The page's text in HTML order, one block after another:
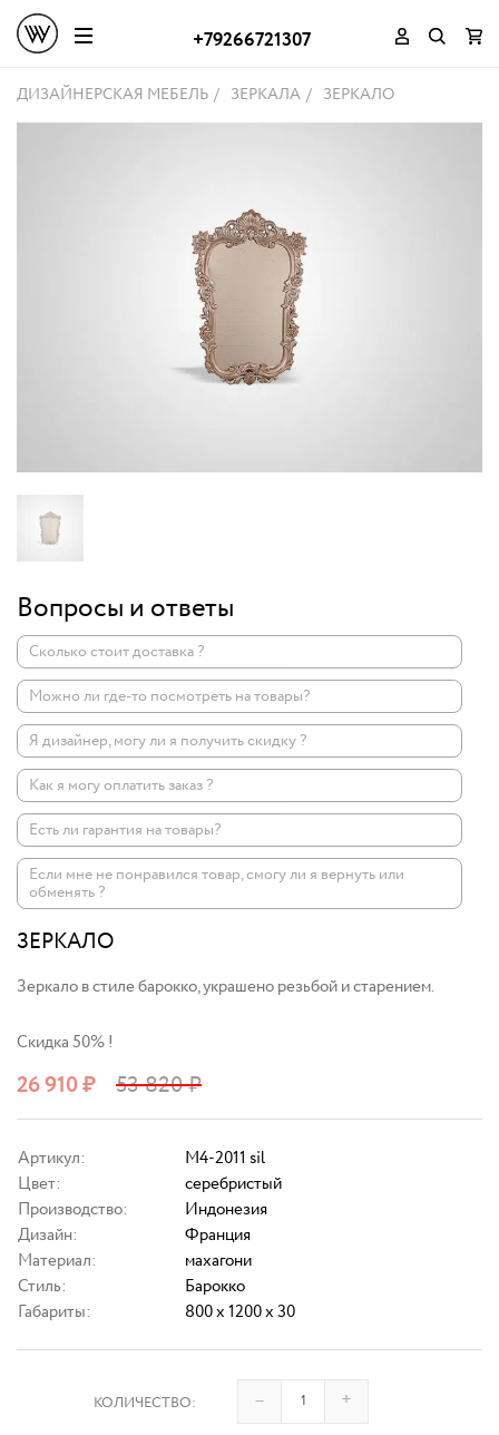
+79266721307
ДИЗАЙНЕРСКАЯ МЕБЕЛЬ ЗЕРКАЛА ЗЕРКАЛО
Вопросы и ответы
Сколько стоит доставка ?
Можно ли где-то посмотреть на товары?
Я дизайнер, могу ли я получить скидку ?
Как я могу оплатить заказ ?
Есть ли гарантия на товары?
Если мне не понравился товар, смогу ли я вернуть или
обменять ?
ЗЕРКАЛО
Зеркало в стиле барокко, украшено резьбой и старением.
Скидка 50% !
26 910₽ 53 820₽
Артикул:
M4-2011 sil
Цвет:
серебристый
Производство:
Индонезия
Дизайн:
Франция
Материал:
махагони
Стиль:
Барокко
Габариты:
800 x 1200 x 30
КОЛИЧЕСТВО: – +